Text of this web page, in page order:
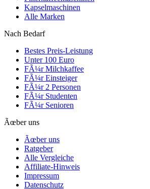
Kapselmaschinen
Alle Marken
Nach Bedarf
Bestes Preis-Leistung
Unter 100 Euro
FÃ¼r Milchkaffee
FÃ¼r Einsteiger
FÃ¼r 2 Personen
FÃ¼r Studenten
FÃ¼r Senioren
Ãœber uns
Ãœber uns
Ratgeber
Alle Vergleiche
Affiliate-Hinweis
Impressum
Datenschutz